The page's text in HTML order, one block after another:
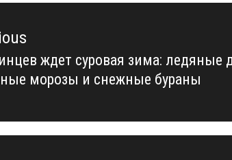
ждет суровая зима: ледяные
морозы и снежные бураны